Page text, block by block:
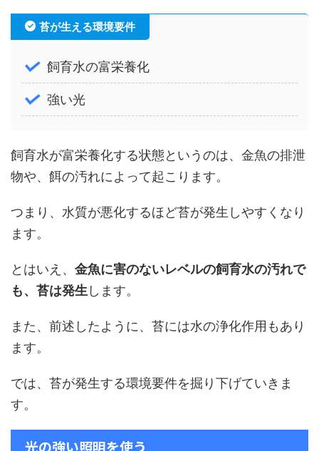
苔が生える環境要件
飼育水の富栄養化
強い光
飼育水が富栄養化する状態というのは、金魚の排泄
物や、餌の汚れによって起こります。
つまり、水質が悪化するほど苔が発生しやすくなり
ます。
とはいえ、 金魚に害のないレベルの飼育水の汚れで
も、苔は発生します。
また、前述したように、苔には水の浄化作用もあり
ます。
では、苔が発生する環境要件を掘り下げていきま
す。
光の強い照明を使う